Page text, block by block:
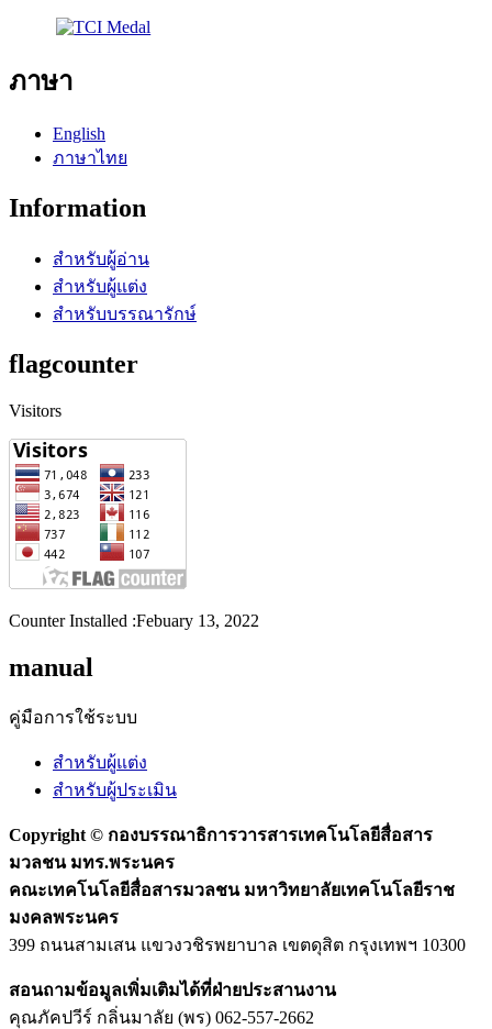
ภาษา
English
ภาษาไทย
Information
สำหรับผู้อ่าน
สำหรับผู้แต่ง
สำหรับบรรณารักษ์
flagcounter
Visitors
Counter Installed :Febuary 13, 2022
manual
คู่มือการใช้ระบบ
สำหรับผู้แต่ง
สำหรับผู้ประเมิน
Copyright © กองบรรณาธิการวารสารเทคโนโลยีสื่อสาร
มวลชน มทร.พระนคร
คณะเทคโนโลยีสื่อสารมวลชน มหาวิทยาลัยเทคโนโลยีราช
มงคลพระนคร
399 ถนนสามเสน แขวงวชิรพยาบาล เขตดุสิต กรุงเทพฯ 10300
สอนถามข้อมูลเพิ่มเติมได้ที่ฝ่ายประสานงาน
คุณภัคปวีร์ กลิ่นมาลัย (พร) 062-557-2662